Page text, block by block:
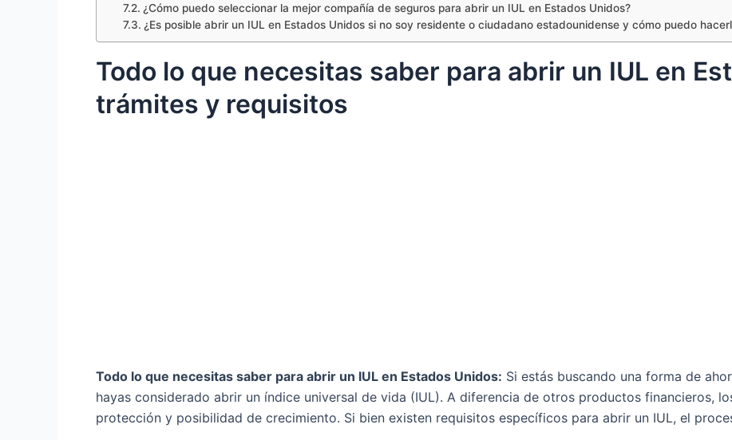
¿Cómo puedo seleccionar la mejor compañía de seguros para abrir un IUL en Estados Unidos?
¿Es posible abrir un IUL en Estados Unidos si no soy residente o ciudadano estadounidense y cómo puedo
Todo lo que necesitas saber para abrir un IUL en
trámites y requisitos
Todo lo que necesitas saber para abrir un IUL en Estados Unidos: Si estás buscando una forma de
hayas considerado abrir un índice universal de vida (IUL). A diferencia de otros productos financieros,
protección y posibilidad de crecimiento. Si bien existen requisitos específicos para abrir un IUL, el